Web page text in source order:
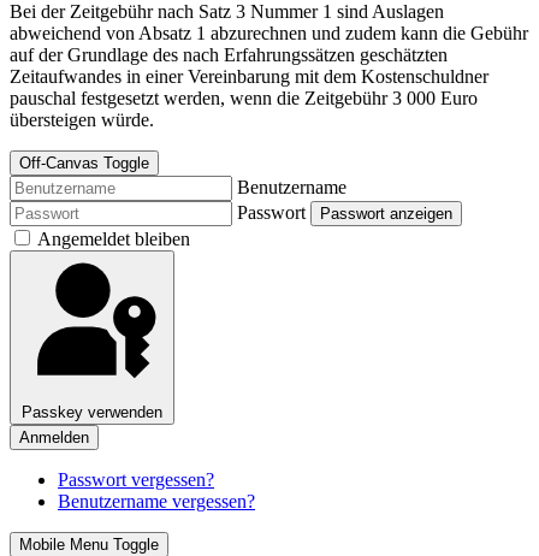
Bei der Zeitgebühr nach Satz 3 Nummer 1 sind Auslagen
abweichend von Absatz 1 abzurechnen und zudem kann die Gebühr
auf der Grundlage des nach Erfahrungssätzen geschätzten
Zeitaufwandes in einer Vereinbarung mit dem Kostenschuldner
pauschal festgesetzt werden, wenn die Zeitgebühr 3 000 Euro
übersteigen würde.
Off-Canvas Toggle
Benutzername
Passwort
Passwort anzeigen
Angemeldet bleiben
Passkey verwenden
Anmelden
Passwort vergessen?
Benutzername vergessen?
Mobile Menu Toggle